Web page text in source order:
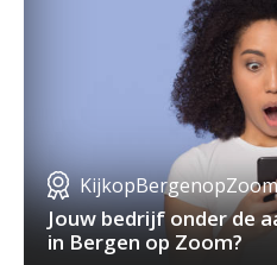
Jouw bedrijf onder de
in Bergen op Zoom?